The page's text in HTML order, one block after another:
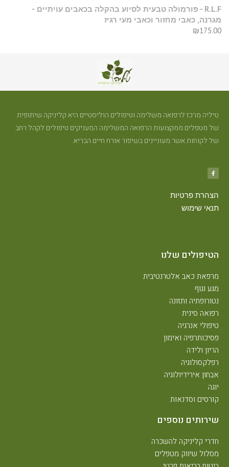
R.L.F - פורמולה טבעית לסיוע בהקלה בכאבים עויתיים -
מגרנה, כאבי מחזור וכאבי מעי רגיז
₪175.00
טיליה מרכז לרפואה משלימה וטיפולים הוליסטיים היא קליניקה שיתופית
של מטפלים ממקצועות הרפואה המשלימה המעניקים טיפולים לקהל רחב
של לקוחות אשר מעוניינים בשיפור אורח חיים הבריא.
הצהרת פרטיות
תנאי שימוש
הטיפולים שלנו
מרפאת כאב אלטרנטיבית
מגע וגוף
נטורופתיה ותזונה
רפואה סינית
טיפולי אנרגיה
פסיכותרפיה ואימון
הריון ולידה
רפלקסולוגיה
אבחון אירידיולוגיה
יוגה
קורסים וסדנאות
שירותים נוספים
חדרי קליניקה להשכרה
מסלול שיווק מטפלים